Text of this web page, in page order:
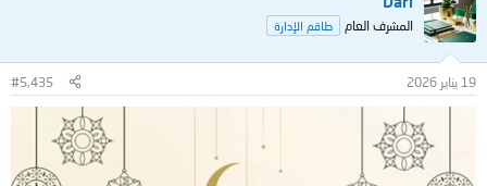
المشرف العام طاقم الإدارة
19 يناير 2026 #5,435